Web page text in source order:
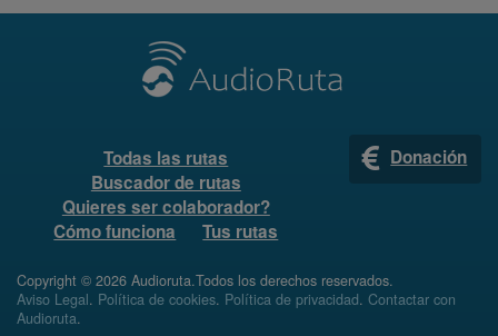
Todas las rutas
Buscador de rutas
Quieres ser colaborador?
Cómo funciona
Tus rutas
Donación
Copyright © 2026 Audioruta.Todos los derechos reservados.
Aviso Legal. Política de cookies. Política de privacidad. Contactar con
Audioruta.